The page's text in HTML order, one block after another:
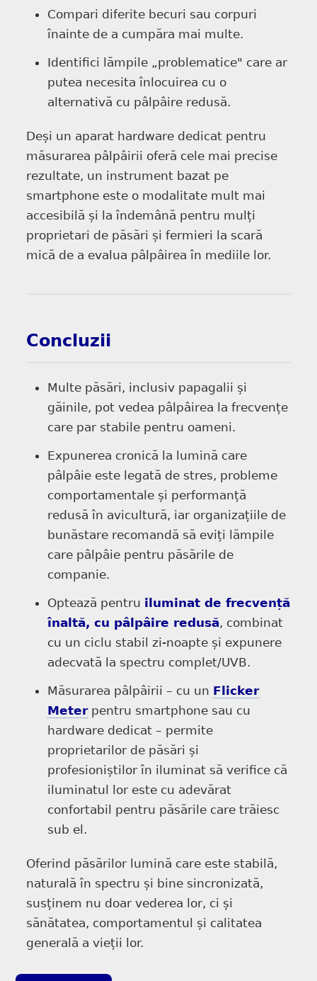
Compari diferite becuri sau corpuri
înainte de a cumpăra mai multe.
Identifici lămpile „problematice" care ar
putea necesita înlocuirea cu o
alternativă cu pâlpâire redusă.
Deși un aparat hardware dedicat pentru
măsurarea pâlpâirii oferă cele mai precise
rezultate, un instrument bazat pe
smartphone este o modalitate mult mai
accesibilă și la îndemână pentru mulți
proprietari de păsări și fermieri la scară
mică de a evalua pâlpâirea în mediile lor.
Concluzii
Multe păsări, inclusiv papagalii și
găinile, pot vedea pâlpâirea la frecvențe
care par stabile pentru oameni.
Expunerea cronică la lumină care
pâlpâie este legată de stres, probleme
comportamentale și performanță
redusă în avicultură, iar organizațiile de
bunăstare recomandă să eviți lămpile
care pâlpâie pentru păsările de
companie.
Optează pentru iluminat de frecvență
înaltă, cu pâlpâire redusă, combinat
cu un ciclu stabil zi-noapte și expunere
adecvată la spectru complet/UVB.
Măsurarea pâlpâirii – cu un Flicker
Meterpentru smartphone sau cu
hardware dedicat – permite
proprietarilor de păsări și
profesioniștilor în iluminat să verifice că
iluminatul lor este cu adevărat
confortabil pentru păsările care trăiesc
sub el.
Oferind păsărilor lumină care este stabilă,
naturală în spectru și bine sincronizată,
susținem nu doar vederea lor, ci și
sănătatea, comportamentul și calitatea
generală a vieții lor.